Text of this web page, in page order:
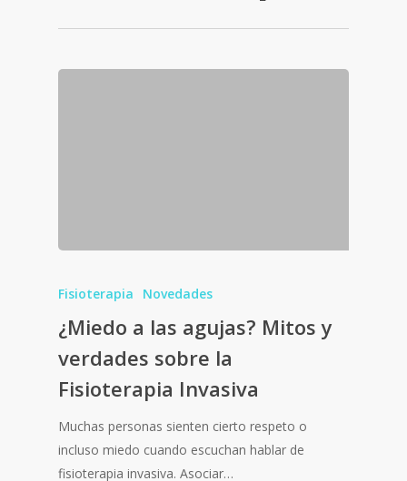
Fisioterapia Novedades
¿Miedo a las agujas? Mitos y
verdades sobre la
Fisioterapia Invasiva
Muchas personas sienten cierto respeto o
incluso miedo cuando escuchan hablar de
fisioterapia invasiva. Asociar…